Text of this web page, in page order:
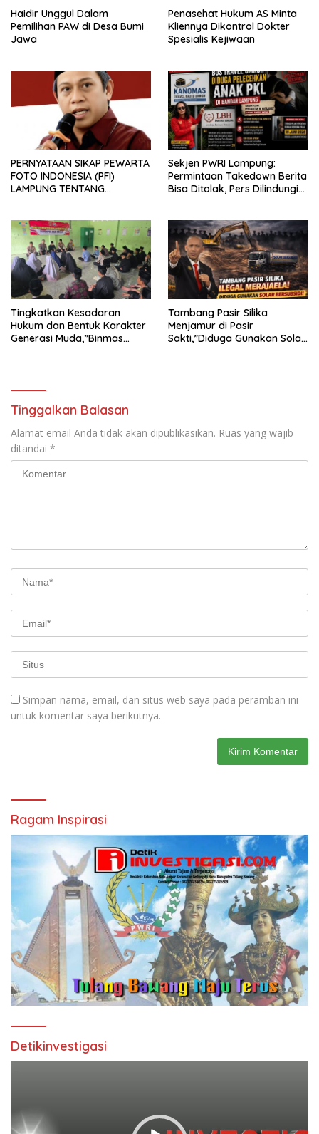
Haidir Unggul Dalam
Pemilihan PAW di Desa Bumi
Jawa
Penasehat Hukum AS Minta
Kliennya Dikontrol Dokter
Spesialis Kejiwaan
PERNYATAAN SIKAP PEWARTA
FOTO INDONESIA (PFI)
LAMPUNG TENTANG
TERHADAP JURNALIS DI
PENGADILAN NEGERI
TANJUNG KARANG.
Sekjen PWRI Lampung:
Permintaan Takedown Berita
Bisa Ditolak, Pers Dilindungi
Tingkatkan Kesadaran
Hukum dan Bentuk Karakter
Generasi Muda,”Binmas
Tambang Pasir Silika
Menjamur di Pasir
Sakti,”Diduga Gunakan Solar
Tinggalkan Balasan
Alamat email Anda tidak akan dipublikasikan. Ruas yang wajib
ditandai *
Simpan nama, email, dan situs web saya pada peramban ini
untuk komentar saya berikutnya.
Ragam Inspirasi
Detikinvestigasi